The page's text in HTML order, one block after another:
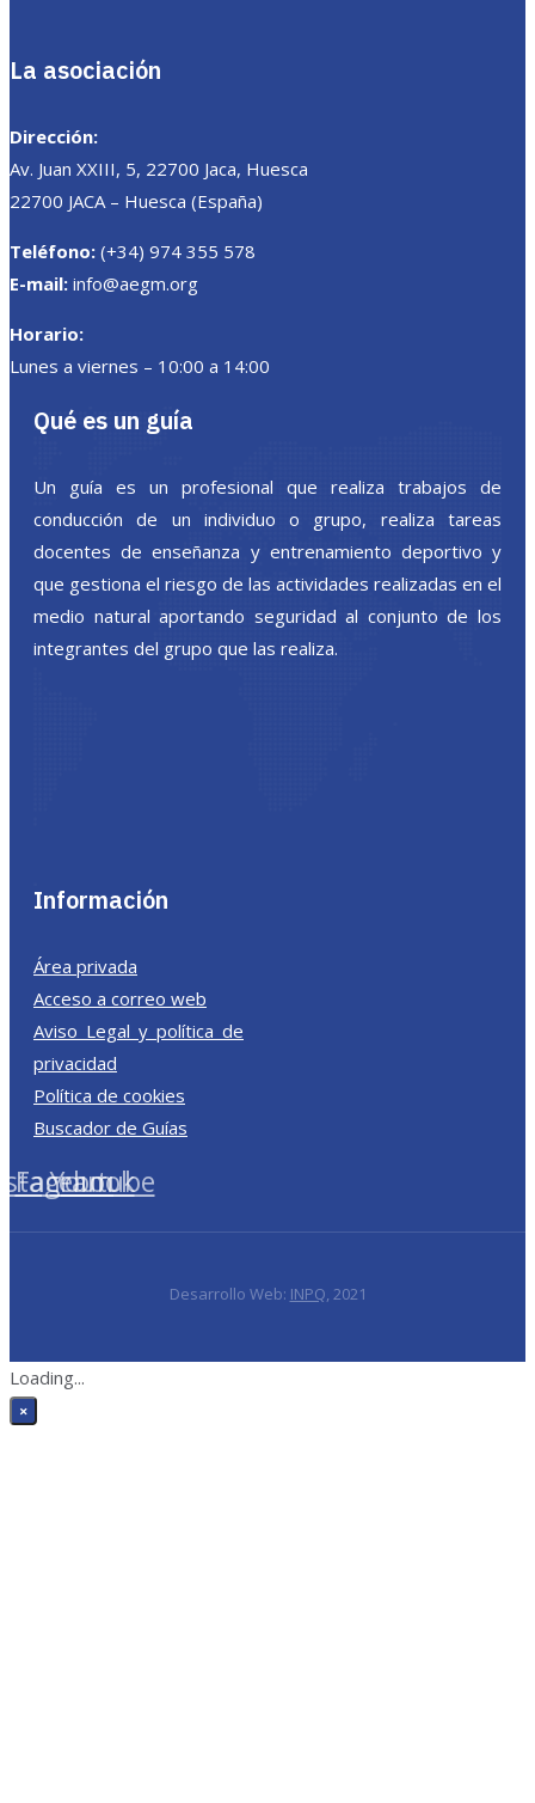
La asociación
Dirección:
Av. Juan XXIII, 5, 22700 Jaca, Huesca
22700 JACA – Huesca (España)
Teléfono: (+34) 974 355 578
E-mail: info@aegm.org
Horario:
Lunes a viernes – 10:00 a 14:00
Qué es un guía
Un guía es un profesional que realiza trabajos de
conducción de un individuo o grupo, realiza tareas
docentes de enseñanza y entrenamiento deportivo y
que gestiona el riesgo de las actividades realizadas en el
medio natural aportando seguridad al conjunto de los
integrantes del grupo que las realiza.
Información
Área privada
Acceso a correo web
Aviso Legal y política de
privacidad
Política de cookies
Buscador de Guías
Facebook
Youtube
Desarrollo Web: INPQ, 2021
Loading...
×